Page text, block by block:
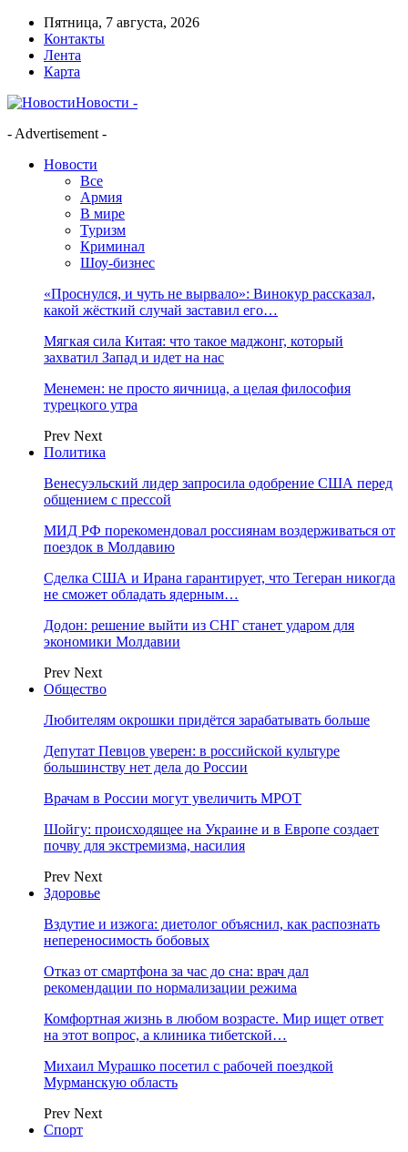
Пятница, 7 августа, 2026
Контакты
Лента
Карта
Новости -
- Advertisement -
Новости
Все
Армия
В мире
Туризм
Криминал
Шоу-бизнес
«Проснулся, и чуть не вырвало»: Винокур рассказал,
какой жёсткий случай заставил его…
Мягкая сила Китая: что такое маджонг, который
захватил Запад и идет на нас
Менемен: не просто яичница, а целая философия
турецкого утра
Prev Next
Политика
Венесуэльский лидер запросила одобрение США перед
общением с прессой
МИД РФ порекомендовал россиянам воздерживаться от
поездок в Молдавию
Сделка США и Ирана гарантирует, что Тегеран никогда
не сможет обладать ядерным…
Додон: решение выйти из СНГ станет ударом для
экономики Молдавии
Prev Next
Общество
Любителям окрошки придётся зарабатывать больше
Депутат Певцов уверен: в российской культуре
большинству нет дела до России
Врачам в России могут увеличить МРОТ
Шойгу: происходящее на Украине и в Европе создает
почву для экстремизма, насилия
Prev Next
Здоровье
Вздутие и изжога: диетолог объяснил, как распознать
непереносимость бобовых
Отказ от смартфона за час до сна: врач дал
рекомендации по нормализации режима
Комфортная жизнь в любом возрасте. Мир ищет ответ
на этот вопрос, а клиника тибетской…
Михаил Мурашко посетил с рабочей поездкой
Мурманскую область
Prev Next
Спорт